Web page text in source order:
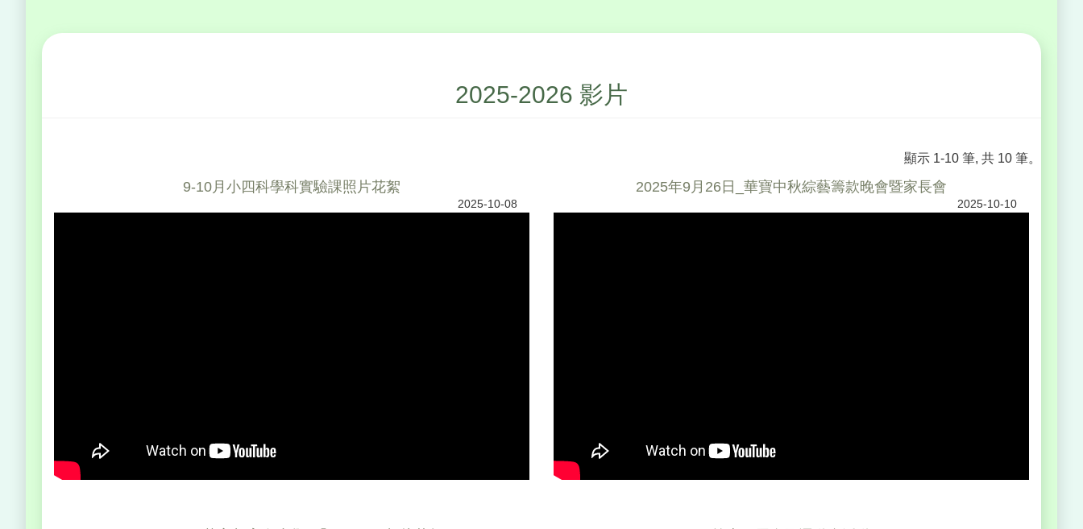
2025-2026 影片
顯示 1-10 筆, 共 10 筆。
9-10月小四科學科實驗課照片花絮
2025-10-08
2025年9月26日_華寶中秋綜藝籌款晚會暨家長會
2025-10-10